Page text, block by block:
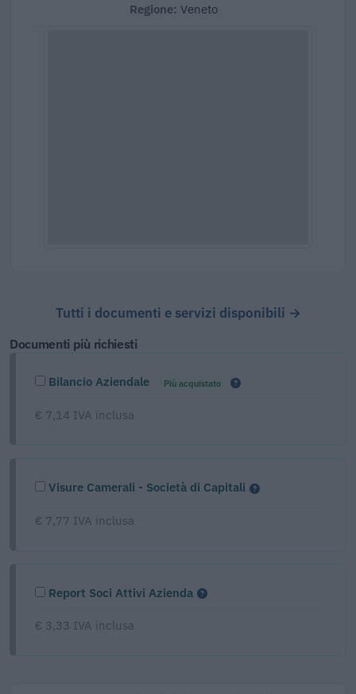
Regione: Veneto
Tutti i documenti e servizi disponibili →
Documenti più richiesti
Bilancio Aziendale Più acquistato
€ 7,14 IVA inclusa
Visure Camerali - Società di Capitali
€ 7,77 IVA inclusa
Report Soci Attivi Azienda
€ 3,33 IVA inclusa